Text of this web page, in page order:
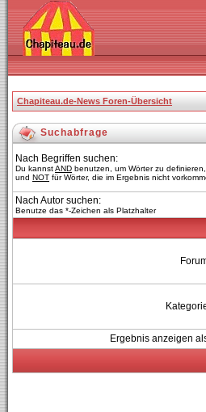
Chapiteau.de-News Foren-Übersicht
Suchabfrage
Nach Begriffen suchen:
Du kannstAND benutzen, um Wörter zu
und NOT für Wörter, die im Ergebnis nicht
Nach Autor suchen:
Benutze das *-Zeichen als Platzhalter
Ergebnis anzeigen